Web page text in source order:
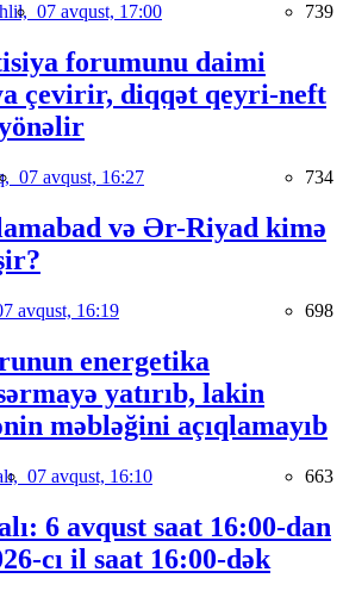
07 avqust, 17:00 739
forumunu daimi
çevirir, diqqət qeyri-neft
07 avqust, 16:27 734
və Ər-Riyad kimə
avqust, 16:19 698
energetika
yatırıb, lakin
məbləğini açıqlamayıb
07 avqust, 16:10 663
6 avqust saat 16:00-dan
cı il saat 16:00-dək